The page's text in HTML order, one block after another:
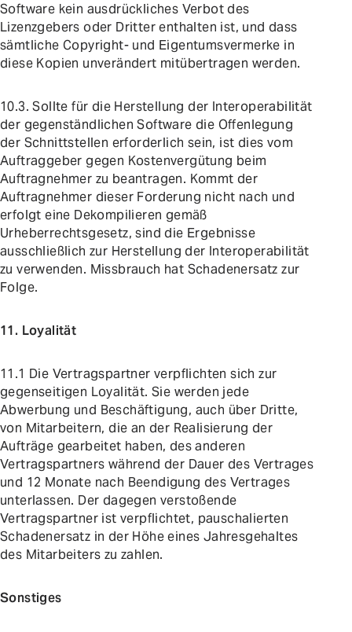
Software kein ausdrückliches Verbot des
Lizenzgebers oder Dritter enthalten ist, und dass
sämtliche Copyright- und Eigentumsvermerke in
diese Kopien unverändert mitübertragen werden.
10.3. Sollte für die Herstellung der Interoperabilität
der gegenständlichen Software die Offenlegung
der Schnittstellen erforderlich sein, ist dies vom
Auftraggeber gegen Kostenvergütung beim
Auftragnehmer zu beantragen. Kommt der
Auftragnehmer dieser Forderung nicht nach und
erfolgt eine Dekompilieren gemäß
Urheberrechtsgesetz, sind die Ergebnisse
ausschließlich zur Herstellung der Interoperabilität
zu verwenden. Missbrauch hat Schadenersatz zur
Folge.
11. Loyalität
11.1 Die Vertragspartner verpflichten sich zur
gegenseitigen Loyalität. Sie werden jede
Abwerbung und Beschäftigung, auch über Dritte,
von Mitarbeitern, die an der Realisierung der
Aufträge gearbeitet haben, des anderen
Vertragspartners während der Dauer des Vertrages
und 12 Monate nach Beendigung des Vertrages
unterlassen. Der dagegen verstoßende
Vertragspartner ist verpflichtet, pauschalierten
Schadenersatz in der Höhe eines Jahresgehaltes
des Mitarbeiters zu zahlen.
Sonstiges